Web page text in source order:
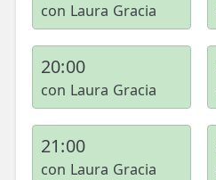
con Laura Gracia
20:00
con Laura Gracia
21:00
con Laura Gracia